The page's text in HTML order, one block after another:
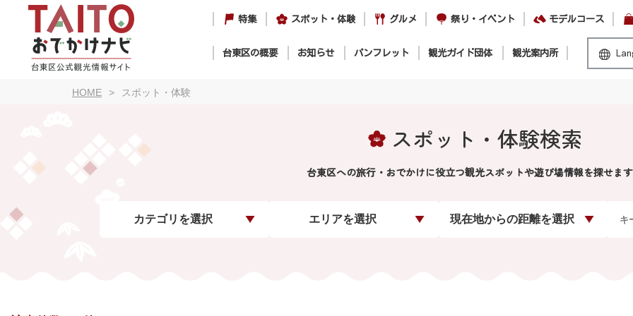
特集 スポット・体験 グルメ 祭り・イベント モデルコース
台東区の概要 お知らせ パンフレット 観光ガイド団体 観光案内所
HOME スポット・体験
スポット・体験検索
台東区への旅行・おでかけに役立つ観光スポットや遊び場情報を探せま
カテゴリを選択 エリアを選択 現在地からの距離を選択